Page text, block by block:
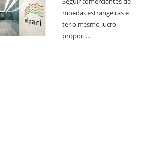
moedas estrangeiras e
ter o mesmo lucro
proporc...